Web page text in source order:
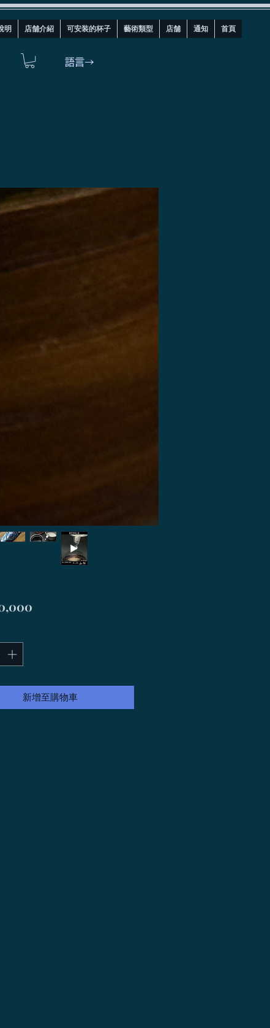
首頁
通知
店舗
藝術類型
可安装的杯子
店舗介紹
明
語言→
價
新增至購物車